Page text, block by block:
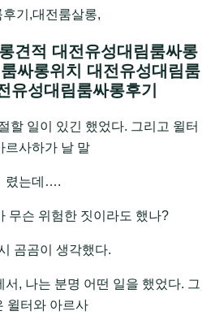
기,대전룸살롱,
견적 대전유성대림룸싸롱
싸롱위치 대전유성대림룸
유성대림룸싸롱후기
할 일이 있긴 했었다. 그리고 윌터
르사하가 날 말
렸는데….
무슨 위험한 짓이라도 했나?
곰곰이 생각했다.
, 나는 분명 어떤 일을 했었다. 그
윌터와 아르사